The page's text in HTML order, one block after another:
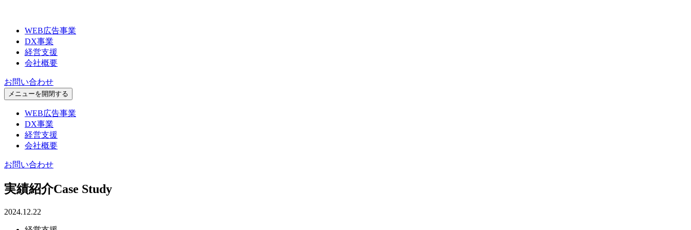
WEB広告事業
DX事業
経営支援
会社概要
お問い合わせ
メニューを開閉する
WEB広告事業
DX事業
経営支援
会社概要
お問い合わせ
実績紹介Case Study
2024.12.22